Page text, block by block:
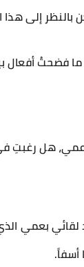
بالنظر
فضحتُ أفعال
هل رغبتِ
بعمي
أسفاً.